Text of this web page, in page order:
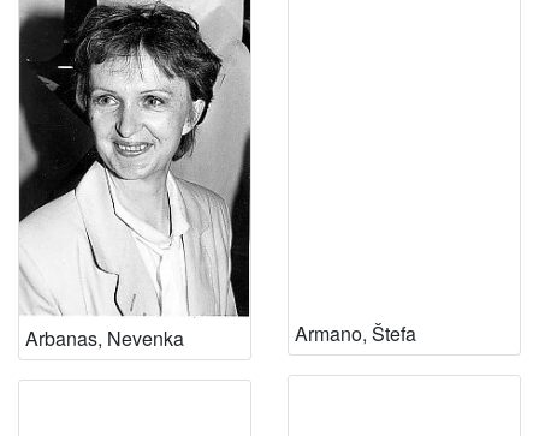
Arbanas, Nevenka Armano, Štefa